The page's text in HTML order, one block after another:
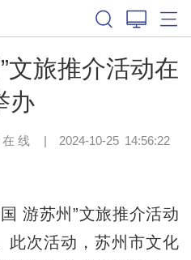
文旅推介活动在
办
线 | 2024-10-25 14:56:22
游苏州”文旅推介活动
此次活动，苏州市文化